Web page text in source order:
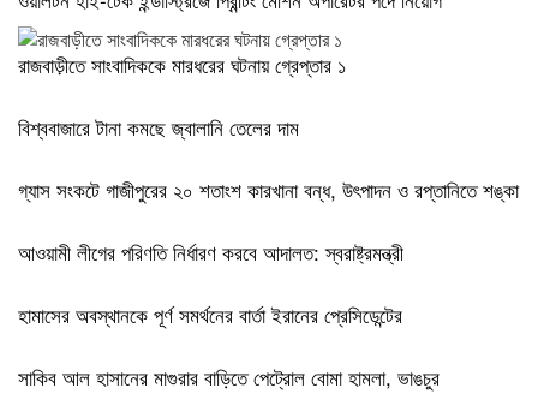
রাজবাড়ীতে সাংবাদিককে মারধরের ঘটনায় গ্রেপ্তার ১
বিশ্ববাজারে টানা কমছে জ্বালানি তেলের দাম
গ্যাস সংকটে গাজীপুরের ২০ শতাংশ কারখানা বন্ধ, উৎপাদন ও রপ্তানিতে শঙ্কা
আওয়ামী লীগের পরিণতি নির্ধারণ করবে আদালত: স্বরাষ্ট্রমন্ত্রী
হামাসের অবস্থানকে পূর্ণ সমর্থনের বার্তা ইরানের প্রেসিডেন্টের
সাকিব আল হাসানের মাগুরার বাড়িতে পেট্রোল বোমা হামলা, ভাঙচুর